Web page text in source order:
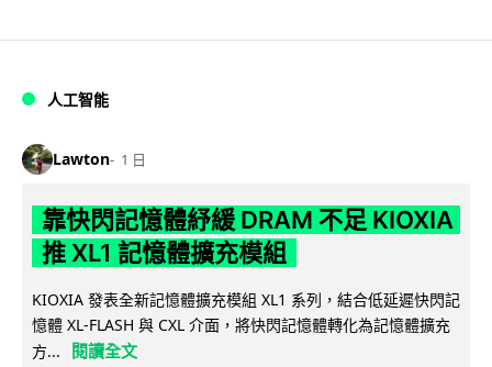
人工智能
Lawton 1 日
靠快閃記憶體紓緩 DRAM 不足 KIOXIA
推 XL1 記憶體擴充模組
KIOXIA 發表全新記憶體擴充模組 XL1 系列，結合低延遲快閃記
憶體 XL-FLASH 與 CXL 介面，將快閃記憶體轉化為記憶體擴充
方...
閱讀全文